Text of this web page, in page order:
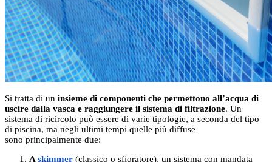
Si tratta di un insieme di componenti che permettono all’acqua di
uscire dalla vasca e raggiungere il sistema di filtrazione. Un
sistema di ricircolo può essere di varie tipologie, a seconda del tipo
di piscina, ma negli ultimi tempi quelle più diffuse
sono principalmente due:
A skimmer (classico o sfioratore), un sistema con mandata